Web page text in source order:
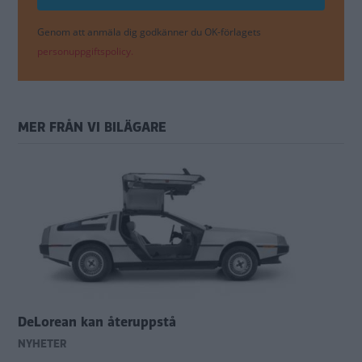
Genom att anmäla dig godkänner du OK-förlagets
personuppgiftspolicy.
MER FRÅN VI BILÄGARE
DeLorean kan återuppstå
NYHETER